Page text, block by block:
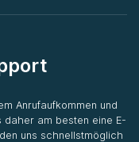
Anrufaufkommen und
daher am besten eine E-
uns schnellstmöglich